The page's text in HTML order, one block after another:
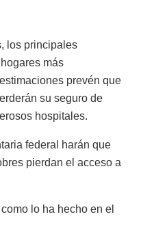
los principales
más
prevén que
su seguro de
hospitales.
federal harán que
pierdan el acceso a
lo ha hecho en el